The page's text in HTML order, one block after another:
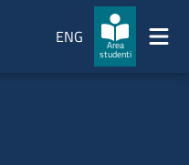
ENG
Area
studenti